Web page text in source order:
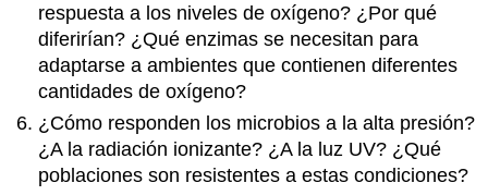
respuesta a los niveles de oxígeno? ¿Por qué
diferirían? ¿Qué enzimas se necesitan para
adaptarse a ambientes que contienen diferentes
cantidades de oxígeno?
¿Cómo responden los microbios a la alta presión?
¿A la radiación ionizante? ¿A la luz UV? ¿Qué
poblaciones son resistentes a estas condiciones?